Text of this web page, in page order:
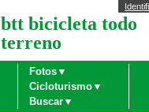
btt bicicleta todo
terreno
Fotos▼
Cicloturismo▼
Buscar▼